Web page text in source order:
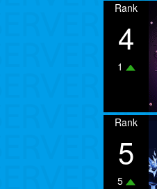
Rank
4
1
Rank
5
5